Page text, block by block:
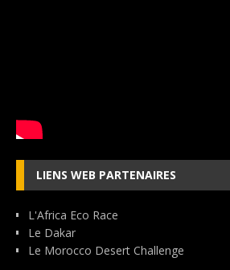
LIENS WEB PARTENAIRES
L'Africa Eco Race
Le Dakar
Le Morocco Desert Challenge